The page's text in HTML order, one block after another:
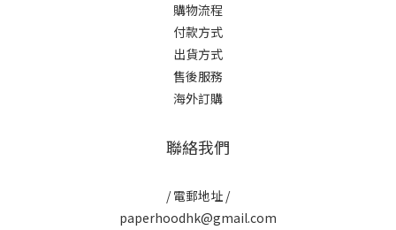
購物流程
付款方式
出貨方式
售後服務
海外訂購
聯絡我們
/ 電郵地址 /
paperhoodhk@gmail.com